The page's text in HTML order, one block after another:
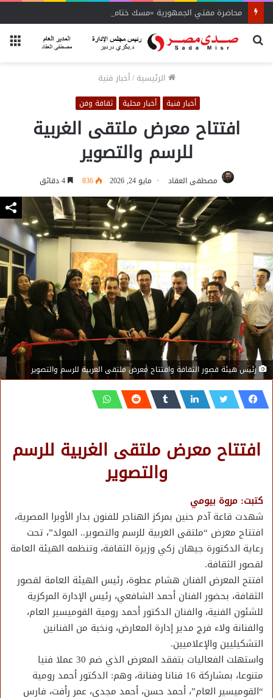
محاضرة مفتي الجمهورية «مسك ختام» فعاليات الفوج الأول
بحث
الرئيسية/أخبار فنية
أخبار فنية أخبار محلية ثقافة وفن
افتتاح معرض ملتقى الغربية
للرسم والتصوير
مصطفى العقاد مايو 24, 2026 836 4 دقائق
رئيس هيئة قصور الثقافة وافتتاح معرض ملتقى الغربية للرسم والتصوير
افتتاح معرض ملتقى الغربية للرسم
والتصوير
كتبت: مروة بيومي
شهدت قاعة آدم حنين بمركز الهناجر للفنون بدار الأوبرا المصرية،
افتتاح معرض “ملتقى الغربية للرسم والتصوير.. المولد”، تحت
رعاية الدكتورة جيهان زكي وزيرة الثقافة، وتنظمه الهيئة العامة
لقصور الثقافة.
افتتح المعرض الفنان هشام عطوة، رئيس الهيئة العامة لقصور
الثقافة، بحضور الفنان أحمد الشافعي، رئيس الإدارة المركزية
للشئون الفنية، والفنان الدكتور أحمد رومية القوميسير العام،
والفنانة ولاء فرج مدير إدارة المعارض، ونخبة من الفنانين
التشكيليين والإعلاميين.
واستهلت الفعاليات بتفقد المعرض الذي ضم 30 عملا فنيا
متنوعا، بمشاركة 16 فنانا وفنانة، وهم: الدكتور أحمد رومية
“القوميسير العام”، أحمد حسن، أحمد مجدي، عمر رأفت، فارس